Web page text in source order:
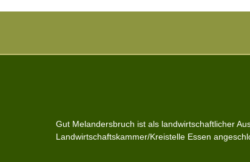
Gut Melandersbruch ist als landwirtschaftlicher
Landwirtschaftskammer/Kreistelle Essen